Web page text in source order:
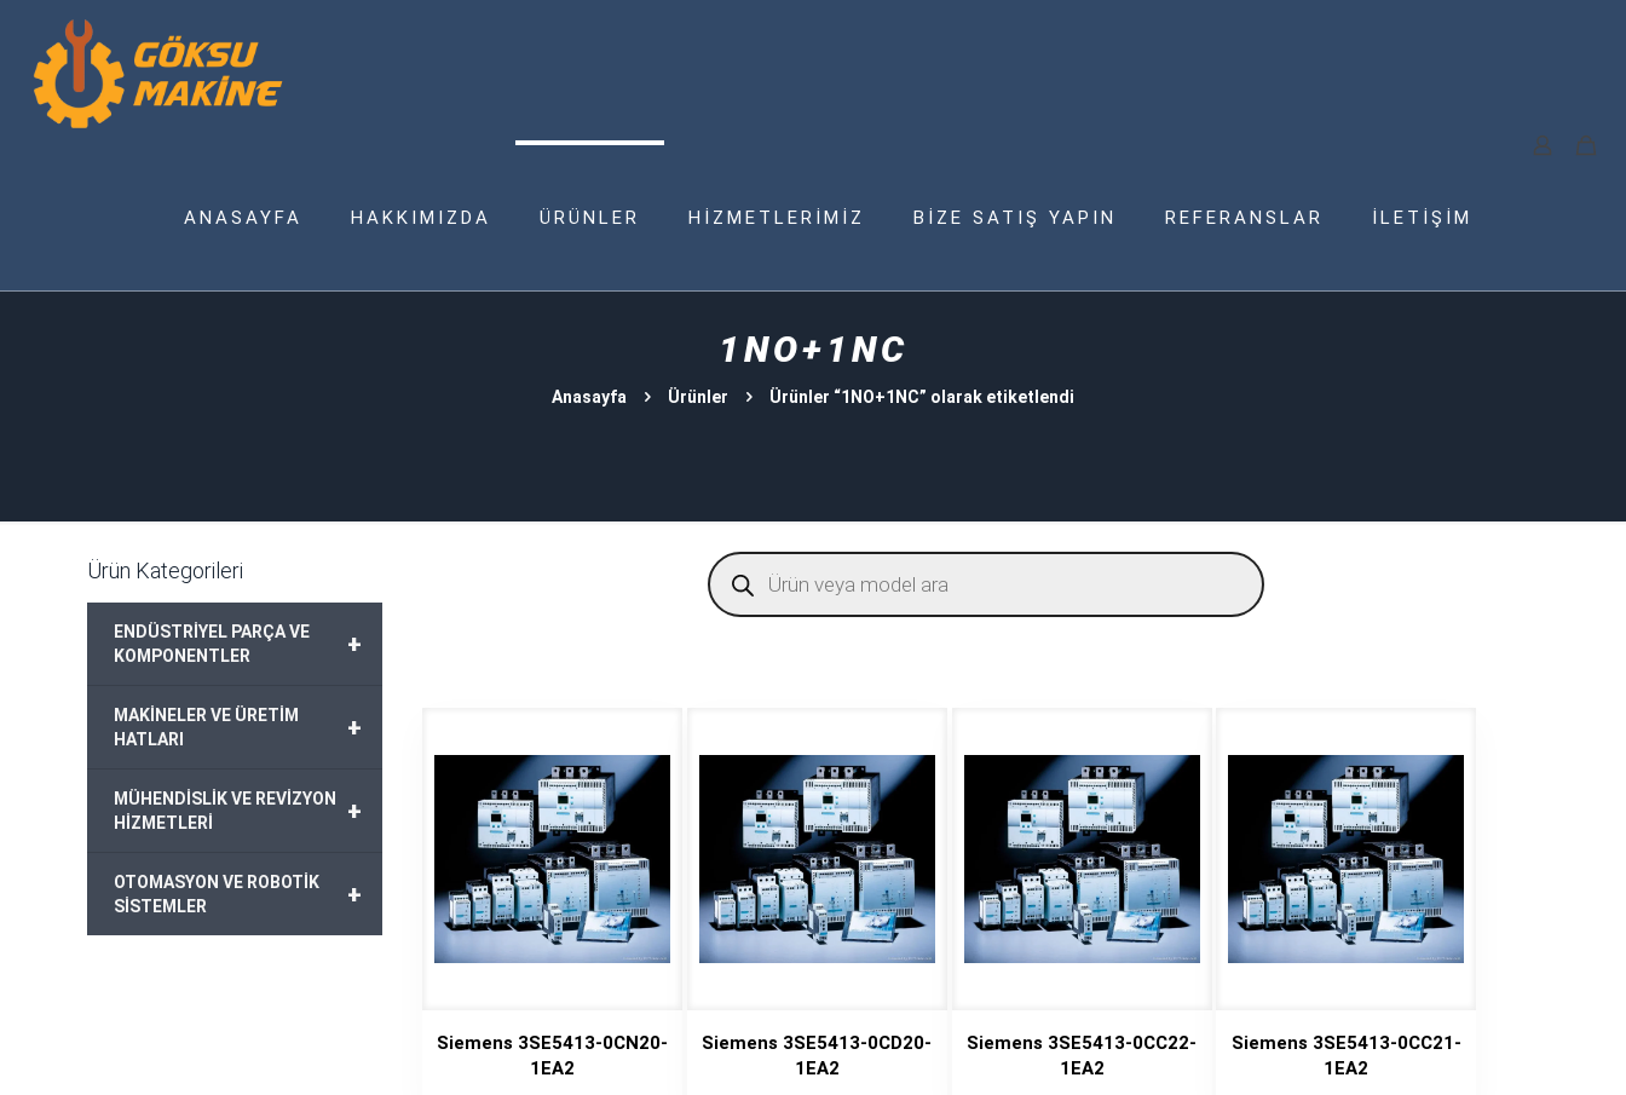
ANASAYFA HAKKIMIZDA ÜRÜNLER HİZMETLERİMİZ BİZE SATIŞ YAPIN REFERANSLAR İLETİŞİM
1NO+1NC
Anasayfa Ürünler Ürünler “1NO+1NC” olarak etiketlendi
Products
search
Siemens 3SE5413-0CN20-
1EA2
Siemens 3SE5413-0CD20-
1EA2
Siemens 3SE5413-0CC22-
1EA2
Siemens 3SE5413-0CC21-
1EA2
Ürün Kategorileri
+
ENDÜSTRİYEL PARÇA VE
KOMPONENTLER
+
MAKİNELER VE ÜRETİM
HATLARI
+
MÜHENDİSLİK VE REVİZYON
HİZMETLERİ
+
OTOMASYON VE ROBOTİK
SİSTEMLER